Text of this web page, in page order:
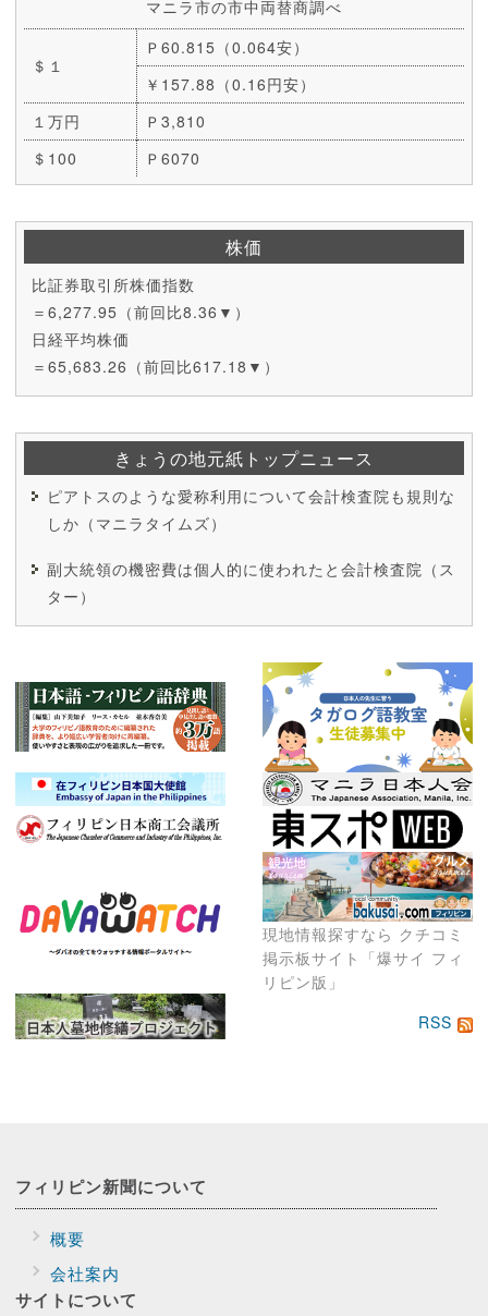
現地情報探すなら クチコミ
掲示板サイト「爆サイ フィ
リピン版」
マニラ市の市中両替商調べ
＄１
Ｐ60.815（0.064安）
￥157.88（0.16円安）
１万円
Ｐ3,810
＄100
Ｐ6070
株価
比証券取引所株価指数
＝6,277.95（前回比8.36▼）
日経平均株価
＝65,683.26（前回比617.18▼）
きょうの地元紙トップニュース
ピアトスのような愛称利用について会計検査院も規則な
しか（マニラタイムズ）
副大統領の機密費は個人的に使われたと会計検査院（ス
ター）
RSS
フィリピン新聞について
概要
会社案内
サイトについて